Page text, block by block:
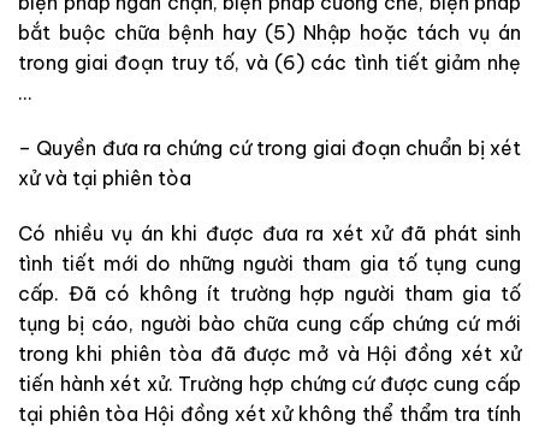
bắt buộc chữa bệnh hay (5) Nhập hoặc tách vụ án
trong giai đoạn truy tố, và (6) các tình tiết giảm nhẹ
...
– Quyền đưa ra chứng cứ trong giai đoạn chuẩn bịxét
xửvà tại phiên tòa
Có nhiềuvụ án khi được đưa ra xétxử đã phát sinh
tình tiết mới do những người tham gia tố tụng cung
cấp. Đã có không ít trường hợp người tham gia tố
tụng bị cáo, người bào chữa cung cấp chứng cứ mới
trong khi phiên tòa đã được mở và Hội đồng xét xử
tiến hànhxét xử. Trường hợp chứng cứ được cung cấp
tại phiên tòa Hội đồng xét xử không thể thẩm tra tính